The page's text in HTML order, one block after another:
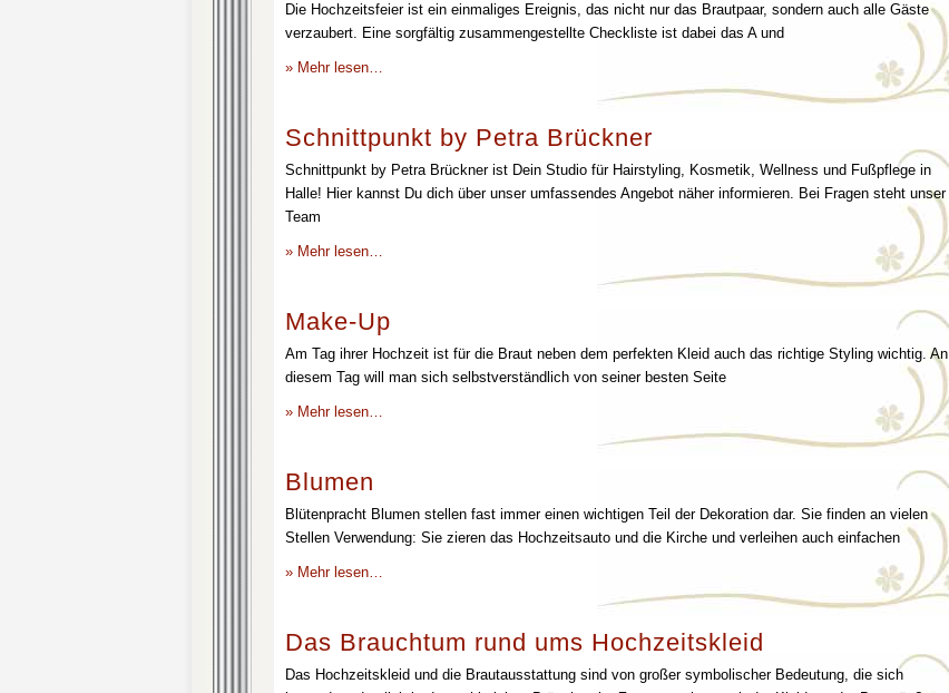
Die Hochzeitsfeier ist ein einmaliges Ereignis, das nicht nur das Brautpaar, sondern auch alle Gäste
verzaubert. Eine sorgfältig zusammengestellte Checkliste ist dabei das A und
» Mehr lesen…
Schnittpunkt by Petra Brückner
Schnittpunkt by Petra Brückner ist Dein Studio für Hairstyling, Kosmetik, Wellness und Fußpflege in
Halle! Hier kannst Du dich über unser umfassendes Angebot näher informieren. Bei Fragen steht unser
Team
» Mehr lesen…
Make-Up
Am Tag ihrer Hochzeit ist für die Braut neben dem perfekten Kleid auch das richtige Styling wichtig. An
diesem Tag will man sich selbstverständlich von seiner besten Seite
» Mehr lesen…
Blumen
Blütenpracht Blumen stellen fast immer einen wichtigen Teil der Dekoration dar. Sie finden an vielen
Stellen Verwendung: Sie zieren das Hochzeitsauto und die Kirche und verleihen auch einfachen
» Mehr lesen…
Das Brauchtum rund ums Hochzeitskleid
Das Hochzeitskleid und die Brautausstattung sind von großer symbolischer Bedeutung, die sich